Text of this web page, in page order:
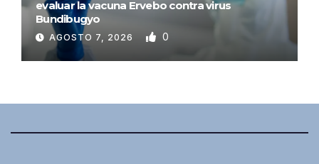
evaluar la vacuna Ervebo contra virus
Bundibugyo
AGOSTO 7, 2026 0